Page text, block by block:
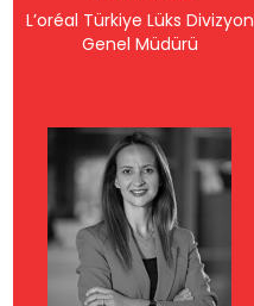
L’oréal Türkiye Lüks Divizyon
Genel Müdürü